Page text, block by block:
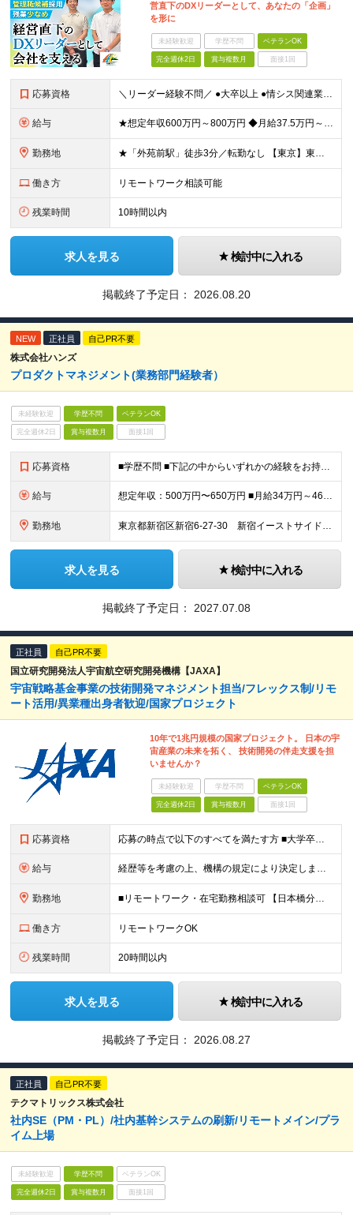
営直下のDXリーダーとして、あなたの「企画」
を形に
未経験歓迎 学歴不問 ベテランOK
完全週休2日 賞与複数月 面接1回
応募資格 ＼リーダー経験不問／ ●大卒以上 ●情シス関連業務の実務経験(2～3年を想定) ～こんな方に最適なポジションです～ ・大きな裁量、スケール感で企画を動かしたい方 ・アイデアや経験を活かして構想から関
給与 ★想定年収600万円～800万円 ◆月給37.5万円～50万円＋賞与年2回 ※経験・年齢・能力などを考慮の上、決定します。 ※残業代は管理職採用のためなし ※試用期間3ヶ月(期間中の待遇等に差異なし
勤務地 ★「外苑前駅」徒歩3分／転勤なし 【東京】東京都港区南青山2-12-14 ユニマット青山ビル ※(変更の範囲)上記を除く当社関連勤務地
働き方 リモートワーク相談可能
残業時間 10時間以内
求人を見る 検討中に入れる
掲載終了予定日： 2026.08.20
NEW 正社員 自己PR不要
株式会社ハンズ
プロダクトマネジメント(業務部門経験者）
未経験歓迎 学歴不問 ベテランOK
完全週休2日 賞与複数月 面接1回
応募資格 ■学歴不問 ■下記の中からいずれかの経験をお持ちの方 1、プロジェクトリーダーの経験 システム開発（規模は問わず）のリーディングを行った経験 例えば、SIerでの立場で顧客要求分析・顧客要件定
給与 想定年収：500万円〜650万円 ■月給34万円～46万円＋賞与：年2回（6月／12月支給）※業績連動 ※現年収を考慮し、弊社規定により決定いたします。 ※想定年収：賞与・予算達成報奨・年間プロフィ
勤務地 東京都新宿区新宿6-27-30 新宿イーストサイドスクエアWest3階 (変更の範囲)上記を除く当社関連勤務地
求人を見る 検討中に入れる
掲載終了予定日： 2027.07.08
正社員 自己PR不要
国立研究開発法人宇宙航空研究開発機構【JAXA】
宇宙戦略基金事業の技術開発マネジメント担当/フレックス制/リモ
ート活用/異業種出身者歓迎/国家プロジェクト
10年で1兆円規模の国家プロジェクト。 日本の宇
宙産業の未来を拓く、 技術開発の伴走支援を担
いませんか？
未経験歓迎 学歴不問 ベテランOK
完全週休2日 賞与複数月 面接1回
応募資格 応募の時点で以下のすべてを満たす方 ■大学卒業以上の理工学分野の学歴又は同等の専門知識・技能を有すること。 ■企業、大学、公的機関等において、研究開発業務又は研究開発・プロジェクト等に係る企画立案・マ
給与 経歴等を考慮の上、機構の規定により決定します。 ＜大学卒業後、正規社員として民間企業に3年勤務した場合＞ ・月給30万円以上 ・年収470万円以上 年収概算を試算する場合は以下をご確認ください。 h
勤務地 ■リモートワーク・在宅勤務相談可 【日本橋分室】 東京都中央区日本橋室町2-1-1 日本橋三井タワー7階 ※（変更の範囲）人事異動、組織改編等により業務の実施場所が変わる場合に機構が定める場所、機
働き方 リモートワークOK
残業時間 20時間以内
求人を見る 検討中に入れる
掲載終了予定日： 2026.08.27
正社員 自己PR不要
テクマトリックス株式会社
社内SE（PM・PL）/社内基幹システムの刷新/リモートメイン/プラ
イム上場
未経験歓迎 学歴不問 ベテランOK
完全週休2日 賞与複数月 面接1回